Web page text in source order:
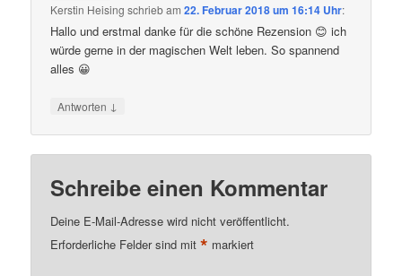
Kerstin Heising schriebam22. Februar 2018 um 16:14 Uhr:
Hallo und erstmal danke für die schöne Rezension 😊 ich
würde gerne in der magischen Welt leben. So spannend
alles 😀
Antworten ↓
Schreibe einen Kommentar
Deine E-Mail-Adresse wird nicht veröffentlicht.
Erforderliche Felder sind mit* markiert